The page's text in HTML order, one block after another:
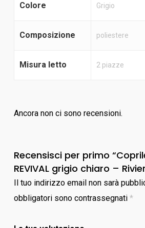
Colore Grigio
Composizione poliestere
Misura letto 2 piazze
Ancora non ci sono recensioni.
Recensisci per primo
REVIVAL grigio chiaro –
Il tuo indirizzo email non sarà
obbligatori sono contrassegnati *